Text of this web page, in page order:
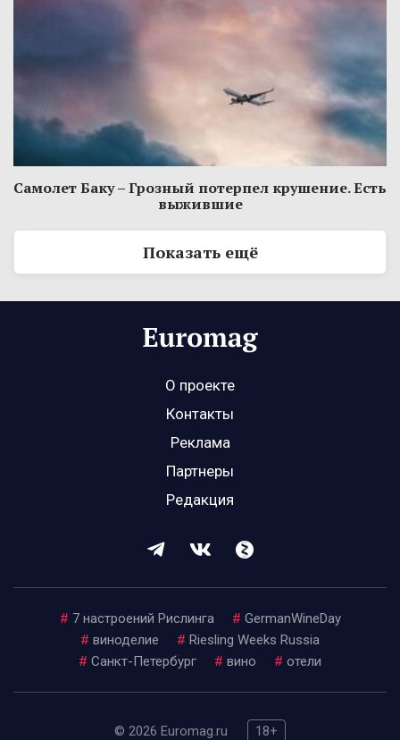
Самолет Баку – Грозный потерпел крушение. Есть
выжившие
Показать ещё
О проекте
Контакты
Реклама
Партнеры
Редакция
# 7 настроений Рислинга # GermanWineDay
# виноделие # Riesling Weeks Russia
# Санкт-Петербург # вино # отели
© 2026 Euromag.ru 18+